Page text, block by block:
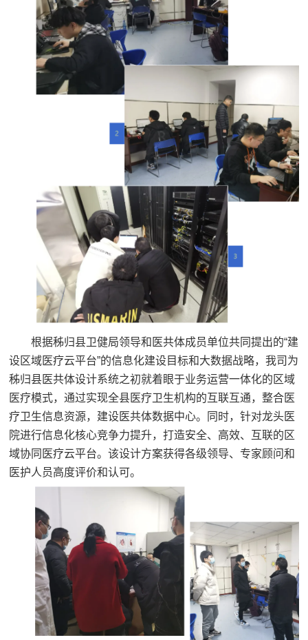
根据秭归县卫健局领导和医共体成员单位共同提出的“建
设区域医疗云平台”的信息化建设目标和大数据战略，我司为
秭归县医共体设计系统之初就着眼于业务运营一体化的区域
医疗模式，通过实现全县医疗卫生机构的互联互通，整合医
疗卫生信息资源，建设医共体数据中心。同时，针对龙头医
院进行信息化核心竞争力提升，打造安全、高效、互联的区
域协同医疗云平台。该设计方案获得各级领导、专家顾问和
医护人员高度评价和认可。